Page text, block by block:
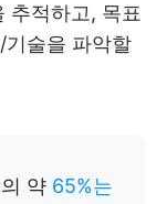
추적하고, 목표
술을 파악할
약 65%는